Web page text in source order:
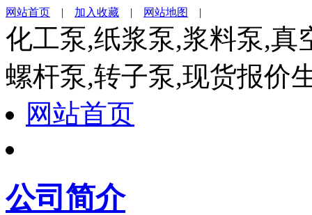
网站首页 | 加入收藏 | 网站地图 |
化工泵,纸浆泵,浆料泵,真
螺杆泵,转子泵,现货报价
网站首页
公司简介